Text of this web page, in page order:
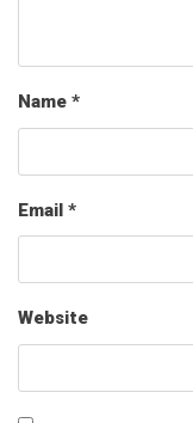
Name *
Email *
Website